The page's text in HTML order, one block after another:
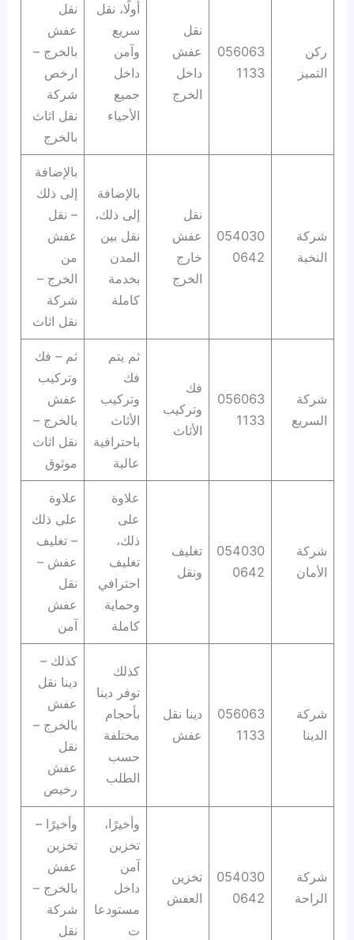
ركن
التميز
056063
1133
نقل
عفش
داخل
الخرج
أولًا، نقل
سريع
وآمن
داخل
جميع
الأحياء
نقل
عفش
بالخرج –
ارخص
شركة
نقل اثاث
بالخرج
شركة
النخبة
054030
0642
نقل
عفش
خارج
الخرج
بالإضافة
إلى ذلك،
نقل بين
المدن
بخدمة
كاملة
بالإضافة
إلى ذلك
– نقل
عفش
من
الخرج –
شركة
نقل اثاث
شركة
السريع
056063
1133
فك
وتركيب
الأثاث
ثم يتم
فك
وتركيب
الأثاث
باحترافية
عالية
ثم – فك
وتركيب
عفش
بالخرج –
نقل اثاث
موثوق
شركة
الأمان
054030
0642
تغليف
ونقل
علاوة
على
ذلك،
تغليف
احترافي
وحماية
كاملة
علاوة
على ذلك
– تغليف
عفش –
نقل
عفش
آمن
شركة
الدينا
056063
1133
دينا نقل
عفش
كذلك
توفر دينا
بأحجام
مختلفة
حسب
الطلب
كذلك –
دينا نقل
عفش
بالخرج –
نقل
عفش
رخيص
شركة
الراحة
054030
0642
تخزين
العفش
وأخيرًا،
تخزين
آمن
داخل
مستودعا
ت
وأخيرًا –
تخزين
عفش
بالخرج –
شركة
نقل